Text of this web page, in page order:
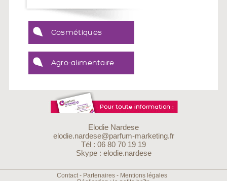
Cosmétiques
Agro-alimentaire
Elodie Nardese
elodie.nardese@parfum-marketing.fr
Tél : 06 80 70 19 19
Skype : elodie.nardese
Contact - Partenaires - Mentions légales